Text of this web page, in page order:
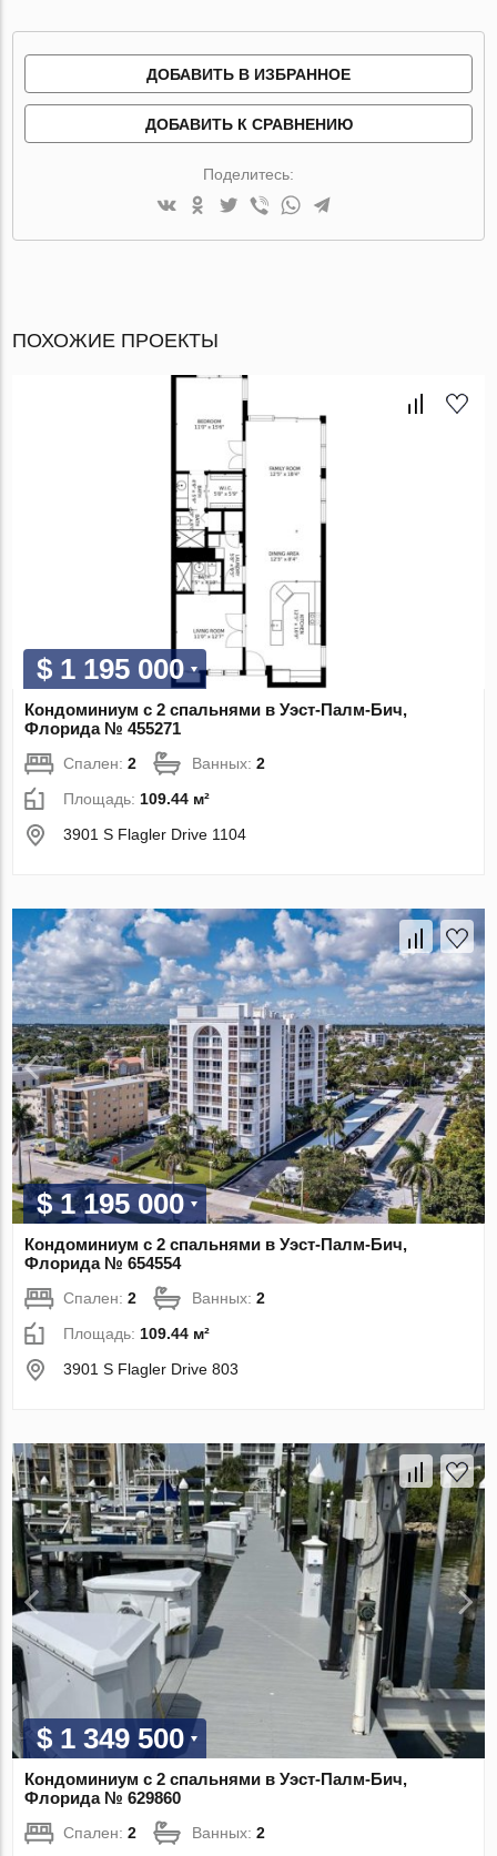
ДОБАВИТЬ В ИЗБРАННОЕ
ДОБАВИТЬ К СРАВНЕНИЮ
Поделитесь:
ПОХОЖИЕ ПРОЕКТЫ
$ 1 195 000
Кондоминиум с 2 спальнями в Уэст-Палм-Бич,
Флорида № 455271
Спален:2 Ванных:2
Площадь:109.44 м²
3901 S Flagler Drive 1104
$ 1 195 000
Кондоминиум с 2 спальнями в Уэст-Палм-Бич,
Флорида № 654554
Спален:2 Ванных:2
Площадь: 109.44 м²
3901 S Flagler Drive 803
$ 1 349 500
Кондоминиум с 2 спальнями в Уэст-Палм-Бич,
Флорида № 629860
Спален:2 Ванных:2